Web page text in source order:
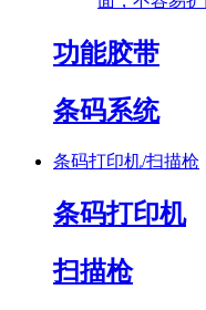
功能胶带
条码系统
条码打印机/扫描枪
条码打印机
扫描枪